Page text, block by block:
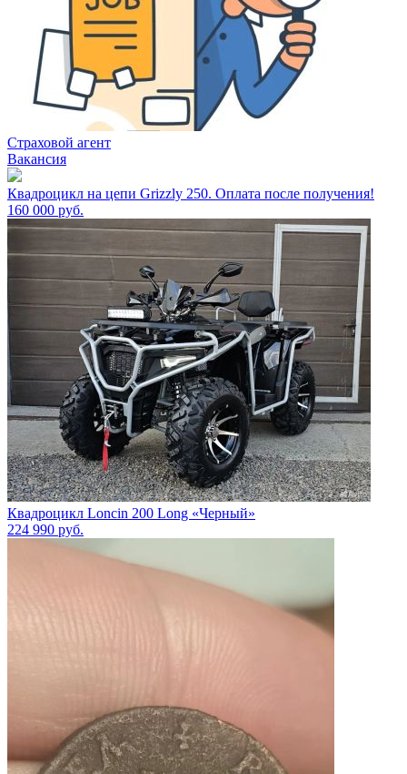
Страховой агент
Вакансия
Квадроцикл на цепи Grizzly 250. Оплата после получения!
160 000 руб.
Квадроцикл Loncin 200 Long «Черный»
224 990 руб.